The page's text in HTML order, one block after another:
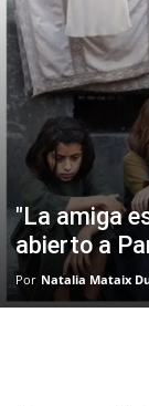
"La amiga
abierto a
Por Natalia Mataix